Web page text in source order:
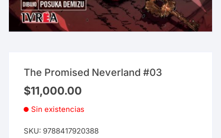
The Promised Neverland #03
$11,000.00
Sin existencias
SKU: 9788417920388